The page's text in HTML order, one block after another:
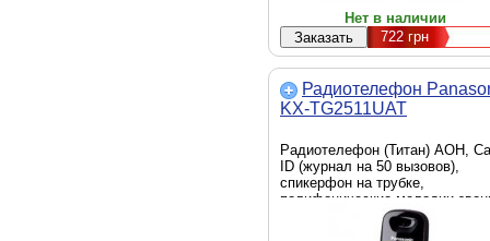
Нет в наличии
722грн
Радиотелефон
KX-TG2511UAT
Радиотелефон (Титан) АОН,
ID (журнал на 50 вызовов),
спикерфон на трубке,
полифонические мелодии
повторный набор номера,
телефонный справочник (50